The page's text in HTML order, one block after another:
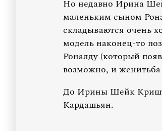
Но недавно Ирина
маленьким сыном
складываются очень
модель наконец-то
Роналду (который
возможно, и женитьба
До Ирины Шейк
Кардашьян.